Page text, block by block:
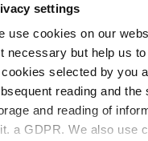
settings
use cookies on our
necessary but help us
selected by you
reading and
and reading of
a GDPR. We also use
oder